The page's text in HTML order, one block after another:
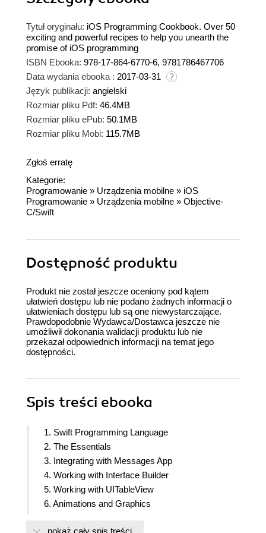
Tytuł oryginału: iOS Programming Cookbook. Over 50
exciting and powerful recipes to help you unearth the
promise of iOS programming
ISBN Ebooka: 978-17-864-6770-6, 9781786467706
Data wydania ebooka : 2017-03-31
Język publikacji: angielski
Rozmiar pliku Pdf: 46.4MB
Rozmiar pliku ePub: 50.1MB
Rozmiar pliku Mobi: 115.7MB
Zgłoś erratę
Kategorie:
Programowanie » Urządzenia mobilne » iOS
Programowanie » Urządzenia mobilne » Objective-
C/Swift
Dostępność produktu
Produkt nie został jeszcze oceniony pod kątem
ułatwień dostępu lub nie podano żadnych informacji o
ułatwieniach dostępu lub są one niewystarczające.
Prawdopodobnie Wydawca/Dostawca jeszcze nie
umożliwił dokonania walidacji produktu lub nie
przekazał odpowiednich informacji na temat jego
dostępności.
Spis treści ebooka
1. Swift Programming Language
2. The Essentials
3. Integrating with Messages App
4. Working with Interface Builder
5. Working with UITableView
6. Animations and Graphics